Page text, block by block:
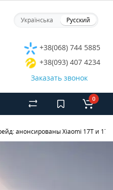
Українська Русский
+38(068) 744 5885
+38(093) 407 4234
Заказать звонок
0
анонсированы Xiaomi 17T и 17T